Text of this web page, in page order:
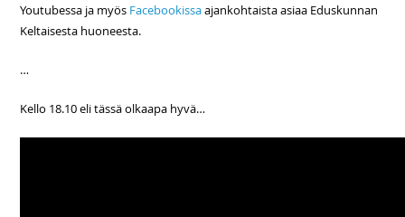
Youtubessa ja myös Facebookissaajankohtaista asiaa Eduskunnan
Keltaisesta huoneesta.
…
Kello 18.10 eli tässä olkaapa hyvä…